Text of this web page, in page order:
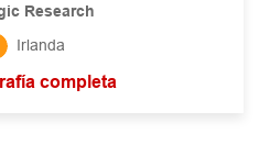
Research
Irlanda
completa